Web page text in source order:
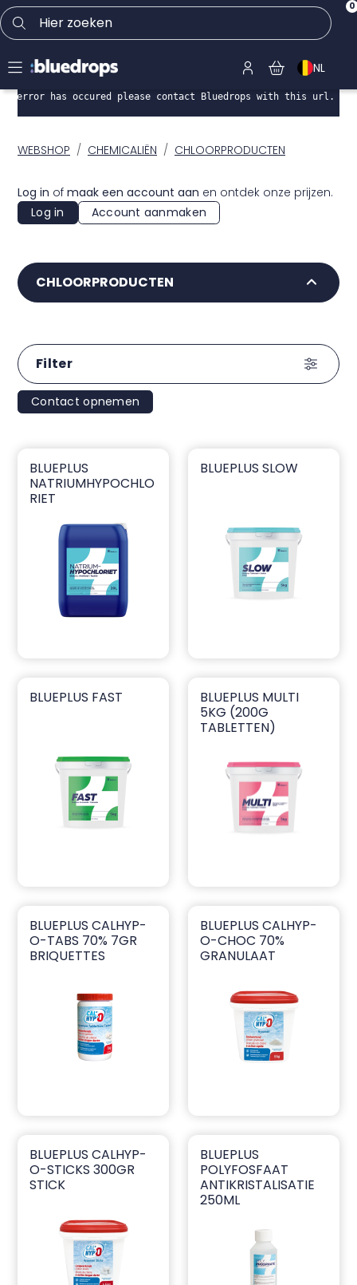
Hier zoeken 0
NL
An error has occured please contact Bluedrops with this url.
WEBSHOP CHEMICALIËN CHLOORPRODUCTEN
Log in of maak een account aan en ontdek onze prijzen.
Log in
Account aanmaken
CHLOORPRODUCTEN
Filter
Contact opnemen
blueplus natriumhypochloriet
BLUEPLUS
NATRIUMHYPOCHLO
RIET
blueplus Slow
BLUEPLUS SLOW
blueplus Fast
BLUEPLUS FAST blueplus Multi 5kg (200g
BLUEPLUS MULTI
5KG (200G
TABLETTEN)
blueplus CalHyp-o-tabs 70% 7gr Briquettes
BLUEPLUS CALHYP-
O-TABS 70% 7GR
BRIQUETTES
blueplus CalHyp-o-choc
BLUEPLUS CALHYP-
O-CHOC 70%
GRANULAAT
blueplus CalHyp-o-sticks 300gr stick
BLUEPLUS CALHYP-
O-STICKS 300GR
STICK
blueplus polyfosfaat
BLUEPLUS
POLYFOSFAAT
ANTIKRISTALISATIE
250ML